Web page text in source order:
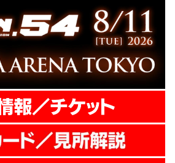
援をよろしくお願いいたします。
動継続クラファン ≫ RIZIN活動継
ファン（外部サイト） RI...